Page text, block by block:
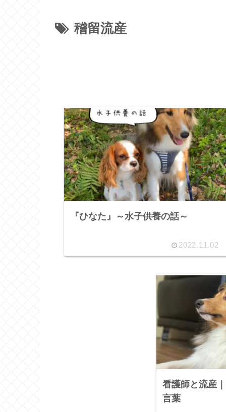
稽留流産
『ひなた』～水子供養の話～
2022.11.02
看護師と流産
言葉